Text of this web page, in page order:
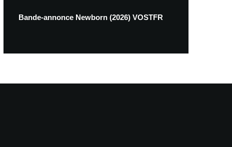
Bande-annonce Newborn (2026) VOSTFR